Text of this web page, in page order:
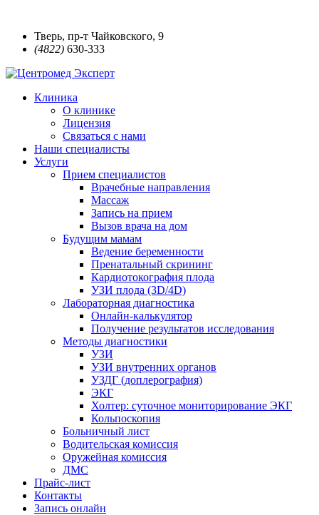
Тверь, пр-т Чайковского, 9
(4822) 630-333
Клиника
О клинике
Лицензия
Связаться с нами
Наши специалисты
Услуги
Прием специалистов
Врачебные направления
Массаж
Запись на прием
Вызов врача на дом
Будущим мамам
Ведение беременности
Пренатальный скрининг
Кардиотокография плода
УЗИ плода (3D/4D)
Лабораторная диагностика
Онлайн-калькулятор
Получение результатов исследования
Методы диагностики
УЗИ
УЗИ внутренних органов
УЗДГ (доплерография)
ЭКГ
Холтер: суточное мониторирование ЭКГ
Кольпоскопия
Больничный лист
Водительская комиссия
Оружейная комиссия
ДМС
Прайс-лист
Контакты
Запись онлайн